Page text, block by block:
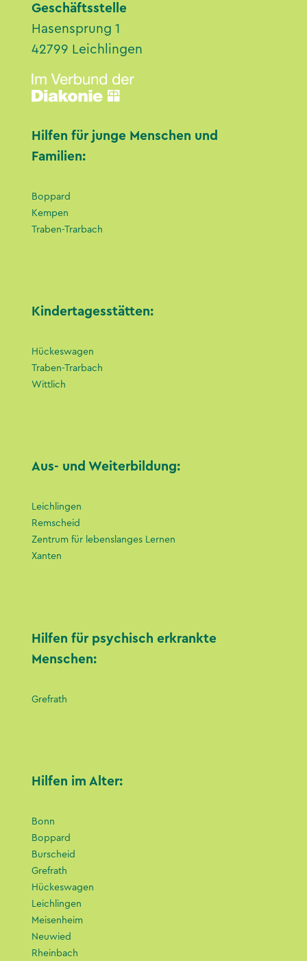
Geschäftsstelle
Hasensprung 1
42799 Leichlingen
Hilfen für junge Menschen und
Familien:
Boppard
Kempen
Traben-Trarbach
Kindertagesstätten:
Hückeswagen
Traben-Trarbach
Wittlich
Aus- und Weiterbildung:
Leichlingen
Remscheid
Zentrum für lebenslanges Lernen
Xanten
Hilfen für psychisch erkrankte
Menschen:
Grefrath
Hilfen im Alter:
Bonn
Boppard
Burscheid
Grefrath
Hückeswagen
Leichlingen
Meisenheim
Neuwied
Rheinbach